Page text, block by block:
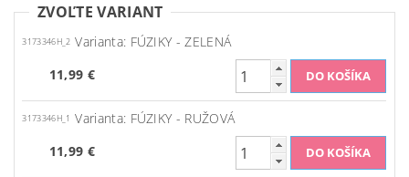
ZVOĽTE VARIANT
3173346H_2 Varianta: FÚZIKY - ZELENÁ
11,99 €
3173346H_1
Varianta: FÚZIKY - RUŽOVÁ
11,99 €